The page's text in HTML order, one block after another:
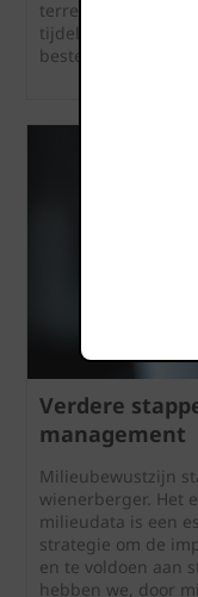
terreinen, zelfs
tijdelijk van aard is
bestemming als
Verdere
management
Milieubewustzijn
wienerberger. Het
milieudata is een
strategie om de
en te voldoen aan
hebben we, door